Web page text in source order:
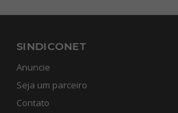
SINDICONET
Anuncie
Seja um parceiro
Contato